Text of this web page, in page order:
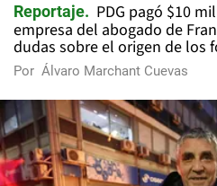
Reportaje
PDG pagó $10
empresa del abogado de
dudas sobre el origen de los
Por Álvaro Marchant Cuevas